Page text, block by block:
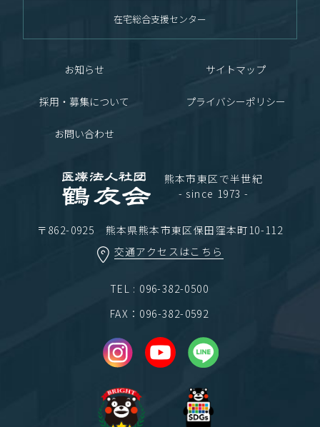
熊本市東区で半世紀
- since 1973 -
〒862-0925 熊本県熊本市東区保田窪本町10-112
交通アクセスはこちら
TEL : 096-382-0500
FAX：096-382-0592
在宅総合支援センター
お知らせ サイトマップ
採用・募集について プライバシーポリシー
お問い合わせ